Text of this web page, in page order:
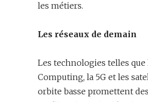
les métiers.
Les réseaux de demain
Les technologies telles que
Computing, la 5G et les
orbite basse promettent des